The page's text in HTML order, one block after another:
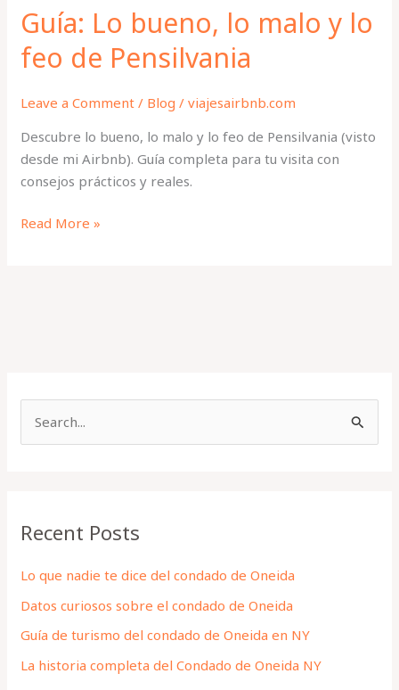
Guía: Lo bueno, lo malo y lo
feo de Pensilvania
Leave a Comment / Blog /viajesairbnb.com
Descubre lo bueno, lo malo y lo feo de Pensilvania (visto
desde mi Airbnb). Guía completa para tu visita con
consejos prácticos y reales.
Read More »
c
f
o
r
:
Recent Posts
Lo que nadie te dice del condado de Oneida
Datos curiosos sobre el condado de Oneida
Guía de turismo del condado de Oneida en NY
La historia completa del Condado de Oneida NY